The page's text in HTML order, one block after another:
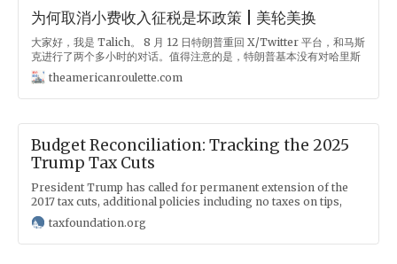
为何取消小费收入征税是坏政策 | 美轮美换
大家好，我是 Talich。 8 月 12 日特朗普重回 X/Twitter 平台，和马斯
克进行了两个多小时的对话。值得注意的是，特朗普基本没有对哈里斯
进行什么人身攻击。而在第二天，哈里斯团队宣布，哈里斯在周五会在
北卡的竞选活动中，陈述自己的经济政策。 这样看，大选可能终于会进
入到关于政策的讨论中。从很大程度上，这也是对哈里斯的真正考验。
题上进行了一次小小的交锋。这或许在取消小费收入征税的这个问题上
透露了一点哈里斯的思路。 这个政策是特朗普六月份在内华达州的一次
集会中提出的。他当时表示： 酒店员工和拿小费的人，你们会非常开心
的，因为等我上任以后，我们会取消对小费收入的征税。我们会立即执
行这一政策，可以说是我上任后的第一件事。 内华达州是这次大选七个
重要的摇摆州之一，而内华达主要的经济来源当然是赌城拉斯维加斯，
超过 30 万名酒店业工人在此工作，大量的工人都有小费收入。
theamericanroulette.com
Budget Reconciliation: Tracking the 2025
Trump Tax Cuts
President Trump has called for permanent extension of the
2017 tax cuts, additional policies including no taxes on tips,
overtime pay, and Social Security benefits for retirees, and has
also promised higher taxes on US imports through a series of
new tariffs.
taxfoundation.org